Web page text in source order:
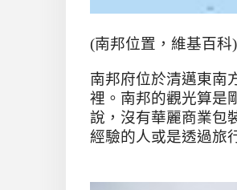
(南邦位置，維基百科)
南邦府位於清邁東南
裡。南邦的觀光算是
說，沒有華麗商業包
經驗的人或是透過旅